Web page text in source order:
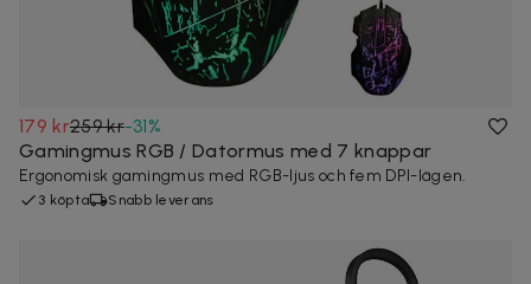
179 kr259 kr-31%
Gamingmus RGB / Datormus med 7 knappar
Ergonomisk gamingmus med RGB-ljus och fem DPI-lägen.
3 köpta Snabb leverans